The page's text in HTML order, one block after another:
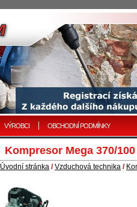
VÝROBCI OBCHODNÍ PODMÍNKY
Kompresor Mega 370/100
Úvodní stránka /Vzduchová technika /